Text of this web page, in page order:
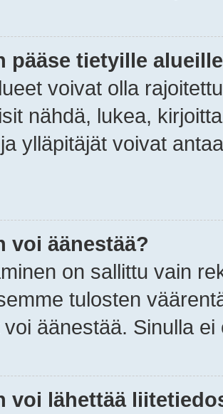
pääse tietyille
voivat olla
nähdä, lukea,
ylläpitäjät voivat
voi äänestää?
on sallittu vain
tulosten
voi äänestää. Sinulla
voi lähettää